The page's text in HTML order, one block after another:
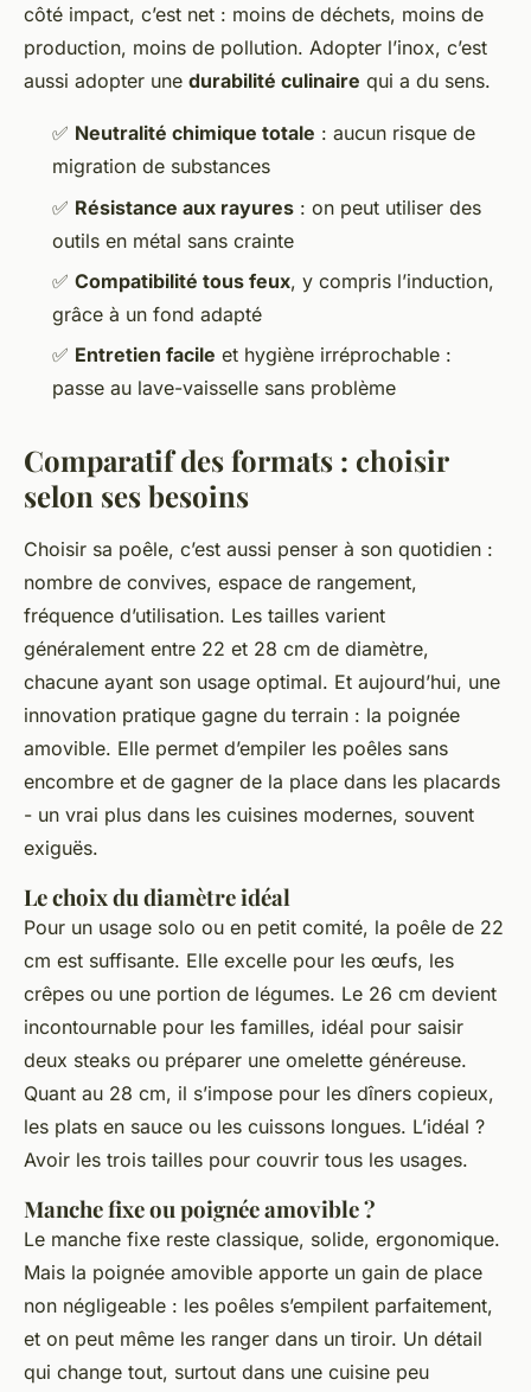
côté impact, c’est net : moins de déchets, moins de
production, moins de pollution. Adopter l’inox, c’est
aussi adopter une durabilité culinaire qui a du sens.
✅ Neutralité chimique totale : aucun risque de
migration de substances
✅ Résistance aux rayures : on peut utiliser des
outils en métal sans crainte
✅ Compatibilité tous feux, y compris l’induction,
grâce à un fond adapté
✅ Entretien facile et hygiène irréprochable :
passe au lave-vaisselle sans problème
Comparatif des formats : choisir
selon ses besoins
Choisir sa poêle, c’est aussi penser à son quotidien :
nombre de convives, espace de rangement,
fréquence d’utilisation. Les tailles varient
généralement entre 22 et 28 cm de diamètre,
chacune ayant son usage optimal. Et aujourd’hui, une
innovation pratique gagne du terrain : la poignée
amovible. Elle permet d’empiler les poêles sans
encombre et de gagner de la place dans les placards
- un vrai plus dans les cuisines modernes, souvent
exiguës.
Le choix du diamètre idéal
Pour un usage solo ou en petit comité, la poêle de 22
cm est suffisante. Elle excelle pour les œufs, les
crêpes ou une portion de légumes. Le 26 cm devient
incontournable pour les familles, idéal pour saisir
deux steaks ou préparer une omelette généreuse.
Quant au 28 cm, il s’impose pour les dîners copieux,
les plats en sauce ou les cuissons longues. L’idéal ?
Avoir les trois tailles pour couvrir tous les usages.
Manche fixe ou poignée amovible ?
Le manche fixe reste classique, solide, ergonomique.
Mais la poignée amovible apporte un gain de place
non négligeable : les poêles s’empilent parfaitement,
et on peut même les ranger dans un tiroir. Un détail
qui change tout, surtout dans une cuisine peu